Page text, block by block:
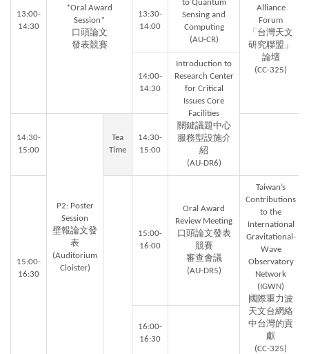
13:00-
14:30
*Oral Award
Session*
口頭論文
發表競賽
to Quantum
Sensing and
Computing
(AU-CR)
Alliance
Forum
「台灣天文
研究聯盟」
論壇
(CC-325)
13:30-
14:00
14:00-
14:30
Introduction to
Research Center
for Critical
Issues Core
Facilities
關鍵議題中心
服務型設施介
紹
(AU-DR6)
14:30-
15:00
P2: Poster
Session
壁報論文發
表
(Auditorium
Cloister)
Tea
Time
14:30-
15:00
15:00-
16:30
15:00-
16:00
Oral Award
Review Meeting
口頭論文發表
競賽
審查會議
(AU-DR5)
Taiwan’s
Contributions
to the
International
Gravitational-
Wave
Observatory
Network
(IGWN)
國際重力波
天文台網絡
中台灣的貢
獻
(CC-325)
16:00-
16:30